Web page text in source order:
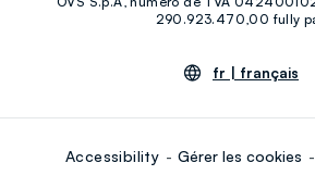
Youtube Linkedin
290.923.470,00 fully
fr | français
Accessibility Gérer les cookies